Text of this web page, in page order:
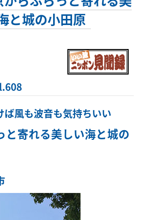
と城の小田原
ば風も波音も気持ちいい
と寄れる美しい海と城の